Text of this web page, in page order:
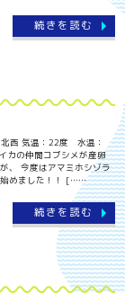
続きを読む
西 気温：22度 水温：
の仲間コブシメが産卵
、 今度はアマミホシゾラ
始めました！！ [……
続きを読む